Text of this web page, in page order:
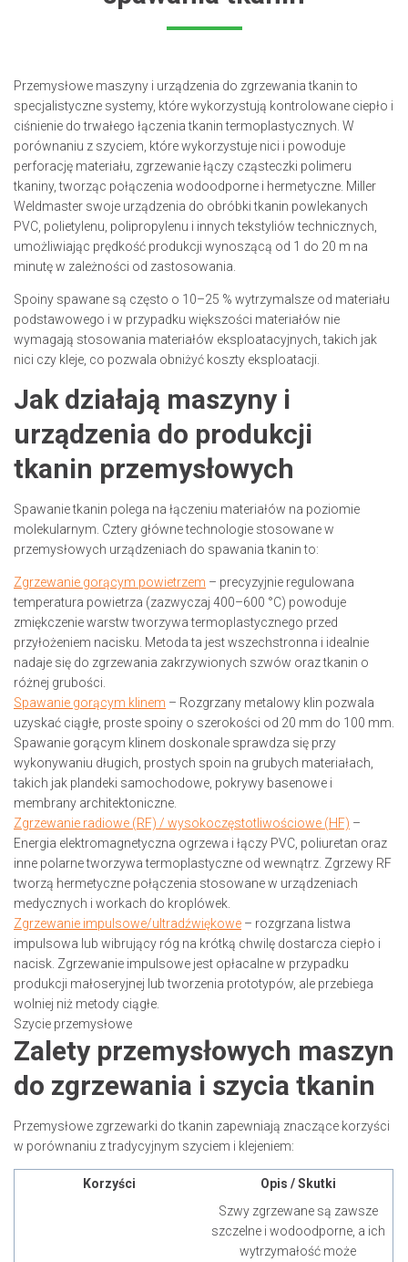
Przemysłowe maszyny i urządzenia do zgrzewania tkanin to
specjalistyczne systemy, które wykorzystują kontrolowane ciepło i
ciśnienie do trwałego łączenia tkanin termoplastycznych. W
porównaniu z szyciem, które wykorzystuje nici i powoduje
perforację materiału, zgrzewanie łączy cząsteczki polimeru
tkaniny, tworząc połączenia wodoodporne i hermetyczne. Miller
Weldmaster swoje urządzenia do obróbki tkanin powlekanych
PVC, polietylenu, polipropylenu i innych tekstyliów technicznych,
umożliwiając prędkość produkcji wynoszącą od 1 do 20 m na
minutę w zależności od zastosowania.
Spoiny spawane są często o 10–25 % wytrzymalsze od materiału
podstawowego i w przypadku większości materiałów nie
wymagają stosowania materiałów eksploatacyjnych, takich jak
nici czy kleje, co pozwala obniżyć koszty eksploatacji.
Jak działają maszyny i
urządzenia do produkcji
tkanin przemysłowych
Spawanie tkanin polega na łączeniu materiałów na poziomie
molekularnym. Cztery główne technologie stosowane w
przemysłowych urządzeniach do spawania tkanin to:
Zgrzewanie gorącym powietrzem – precyzyjnie regulowana
temperatura powietrza (zazwyczaj 400–600 °C) powoduje
zmiękczenie warstw tworzywa termoplastycznego przed
przyłożeniem nacisku. Metoda ta jest wszechstronna i idealnie
nadaje się do zgrzewania zakrzywionych szwów oraz tkanin o
różnej grubości.
Spawanie gorącym klinem – Rozgrzany metalowy klin pozwala
uzyskać ciągłe, proste spoiny o szerokości od 20 mm do 100 mm.
Spawanie gorącym klinem doskonale sprawdza się przy
wykonywaniu długich, prostych spoin na grubych materiałach,
takich jak plandeki samochodowe, pokrywy basenowe i
membrany architektoniczne.
Zgrzewanie radiowe (RF) / wysokoczęstotliwościowe (HF) –
Energia elektromagnetyczna ogrzewa i łączy PVC, poliuretan oraz
inne polarne tworzywa termoplastyczne od wewnątrz. Zgrzewy RF
tworzą hermetyczne połączenia stosowane w urządzeniach
medycznych i workach do kroplówek.
Zgrzewanie impulsowe/ultradźwiękowe – rozgrzana listwa
impulsowa lub wibrujący róg na krótką chwilę dostarcza ciepło i
nacisk. Zgrzewanie impulsowe jest opłacalne w przypadku
produkcji małoseryjnej lub tworzenia prototypów, ale przebiega
wolniej niż metody ciągłe.
Szycie przemysłowe
Zalety przemysłowych maszyn
do zgrzewania i szycia tkanin
Przemysłowe zgrzewarki do tkanin zapewniają znaczące korzyści
w porównaniu z tradycyjnym szyciem i klejeniem:
Korzyści Opis / Skutki
Szwy zgrzewane są zawsze
szczelne i wodoodporne, a ich
wytrzymałość może